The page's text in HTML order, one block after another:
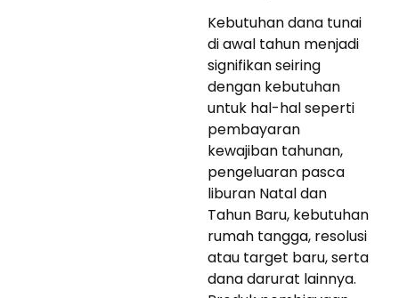
Kebutuhan dana tunai
di awal tahun menjadi
signifikan seiring
dengan kebutuhan
untuk hal-hal seperti
pembayaran
kewajiban tahunan,
pengeluaran pasca
liburan Natal dan
Tahun Baru, kebutuhan
rumah tangga, resolusi
atau target baru, serta
dana darurat lainnya.